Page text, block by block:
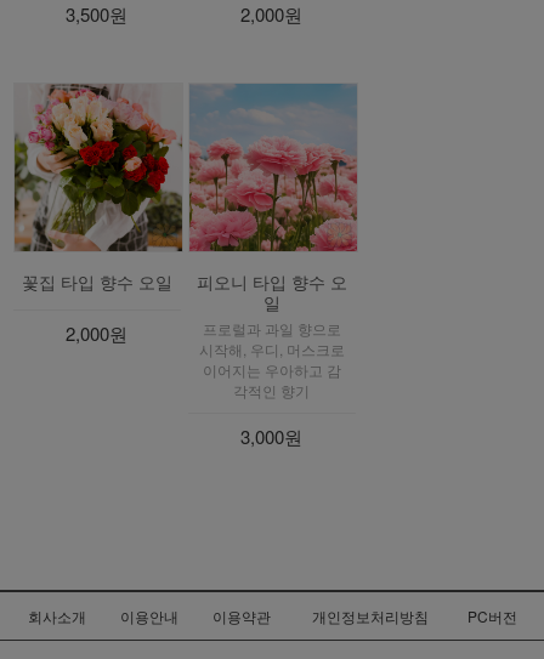
3,500원 2,000원
꽃집 타입 향수 오일
2,000원
피오니 타입 향수 오
일
프로럴과 과일 향으로
시작해, 우디, 머스크로
이어지는 우아하고 감
각적인 향기
3,000원
회사소개 이용안내 이용약관 개인정보처리방침 PC버전